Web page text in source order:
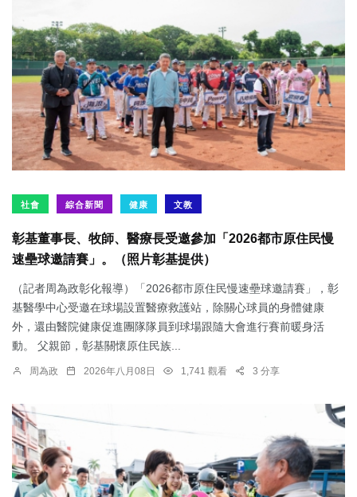
社會 綜合新聞 健康 文教
彰基董事長、牧師、醫療長受邀參加「2026都市原住民慢
速壘球邀請賽」。（照片彰基提供）
（記者周為政彰化報導）「2026都市原住民慢速壘球邀請賽」，彰
基醫學中心受邀在球場設置醫療救護站，除關心球員的身體健康
外，還由醫院健康促進團隊隊員到球場跟隨大會進行賽前暖身活
動。 父親節，彰基關懷原住民族...
周為政 2026年八月08日 1,741 觀看 3 分享